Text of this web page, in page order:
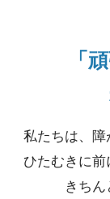
「
私たちは、障
ひたむきに前
きちん